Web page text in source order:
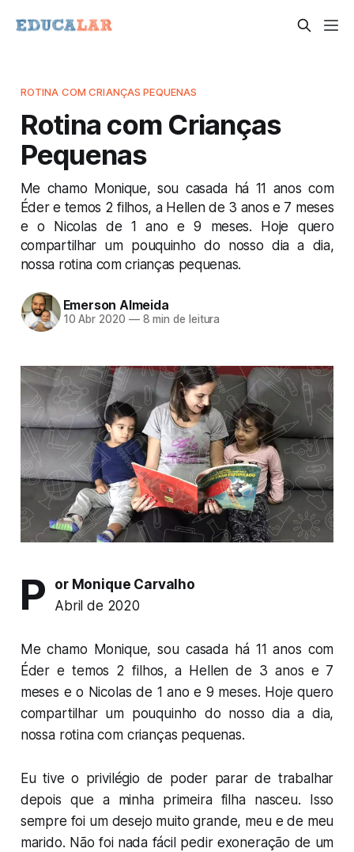
ROTINA COM CRIANÇAS PEQUENAS
Rotina com Crianças
Pequenas
Me chamo Monique, sou casada há 11 anos com
Éder e temos 2 filhos, a Hellen de 3 anos e 7 meses
e o Nicolas de 1 ano e 9 meses. Hoje quero
compartilhar um pouquinho do nosso dia a dia,
nossa rotina com crianças pequenas.
Emerson Almeida
10 Abr 2020 —8 min de leitura
P
or Monique Carvalho
Abril de 2020
Me chamo Monique, sou casada há 11 anos com
Éder e temos 2 filhos, a Hellen de 3 anos e 7
meses e o Nicolas de 1 ano e 9 meses. Hoje quero
compartilhar um pouquinho do nosso dia a dia,
nossa rotina com crianças pequenas.
Eu tive o privilégio de poder parar de trabalhar
depois que a minha primeira filha nasceu. Isso
sempre foi um desejo muito grande, meu e de meu
marido. Não foi nada fácil pedir exoneração de um